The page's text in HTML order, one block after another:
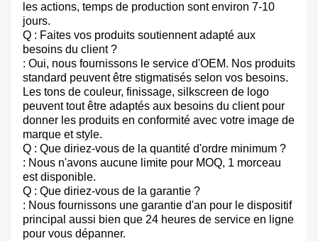
les actions, temps de production sont environ 7-10
jours.
Q : Faites vos produits soutiennent adapté aux
besoins du client ?
: Oui, nous fournissons le service d'OEM. Nos produits
standard peuvent être stigmatisés selon vos besoins.
Les tons de couleur, finissage, silkscreen de logo
peuvent tout être adaptés aux besoins du client pour
donner les produits en conformité avec votre image de
marque et style.
Q : Que diriez-vous de la quantité d'ordre minimum ?
: Nous n'avons aucune limite pour MOQ, 1 morceau
est disponible.
Q : Que diriez-vous de la garantie ?
: Nous fournissons une garantie d'an pour le dispositif
principal aussi bien que 24 heures de service en ligne
pour vous dépanner.